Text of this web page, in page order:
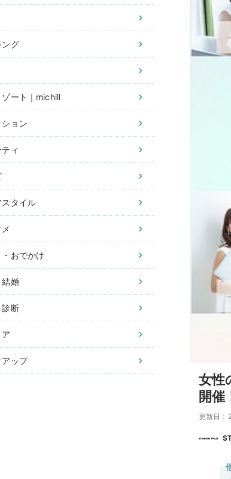
ング
ゾート｜michill
ション
ィ
スタイル
・おでかけ
結婚
診断
アップ
女性
開催
更新日：